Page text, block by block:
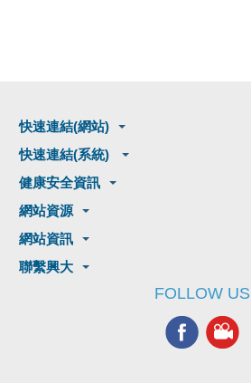
快速連結(網站)
快速連結(系統)
健康安全資訊
網站資源
網站資訊
聯繫興大
FOLLOW US